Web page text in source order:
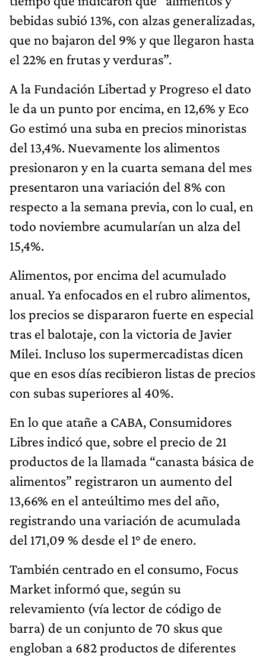
bebidas subió 13%, con alzas generalizadas,
que no bajaron del 9% y que llegaron hasta
el 22% en frutas y verduras”.
A la Fundación Libertad y Progreso el dato
le da un punto por encima, en 12,6% y Eco
Go estimó una suba en precios minoristas
del 13,4%. Nuevamente los alimentos
presionaron y en la cuarta semana del mes
presentaron una variación del 8% con
respecto a la semana previa, con lo cual, en
todo noviembre acumularían un alza del
15,4%.
Alimentos, por encima del acumulado
anual. Ya enfocados en el rubro alimentos,
los precios se dispararon fuerte en especial
tras el balotaje, con la victoria de Javier
Milei. Incluso los supermercadistas dicen
que en esos días recibieron listas de precios
con subas superiores al 40%.
En lo que atañe a CABA, Consumidores
Libres indicó que, sobre el precio de 21
productos de la llamada “canasta básica de
alimentos” registraron un aumento del
13,66% en el anteúltimo mes del año,
registrando una variación de acumulada
del 171,09 % desde el 1° de enero.
También centrado en el consumo, Focus
Market informó que, según su
relevamiento (vía lector de código de
barra) de un conjunto de 70 skus que
engloban a 682 productos de diferentes